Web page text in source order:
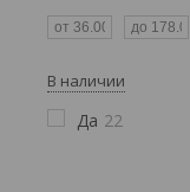
В наличии
Да 22